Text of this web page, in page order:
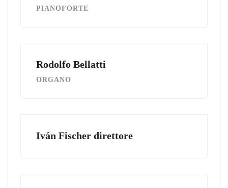
PIANOFORTE
Rodolfo Bellatti
ORGANO
Iván Fischer direttore